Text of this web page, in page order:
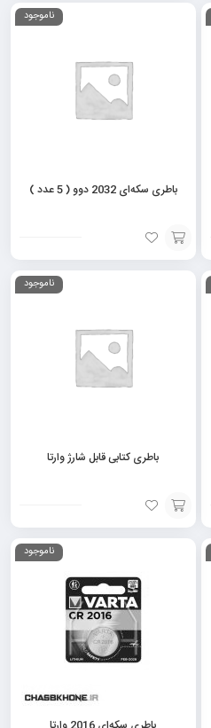
ناموجود
باطری سکه‌ای 2032 دوو ( 5 عدد )
افزودن
ناموجود
باطری کتابی قابل شارژ وارتا
افزودن
ناموجود